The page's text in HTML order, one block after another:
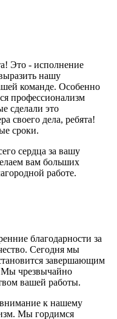
Это - исполнение
нашу
команде. Особенно
профессионализм
сделали это
своего дела, ребята!
сроки.
сердца за вашу
вам больших
работе.
благодарности за
Сегодня мы
завершающим
Мы чрезвычайно
вашей работы.
к нашему
Мы гордимся